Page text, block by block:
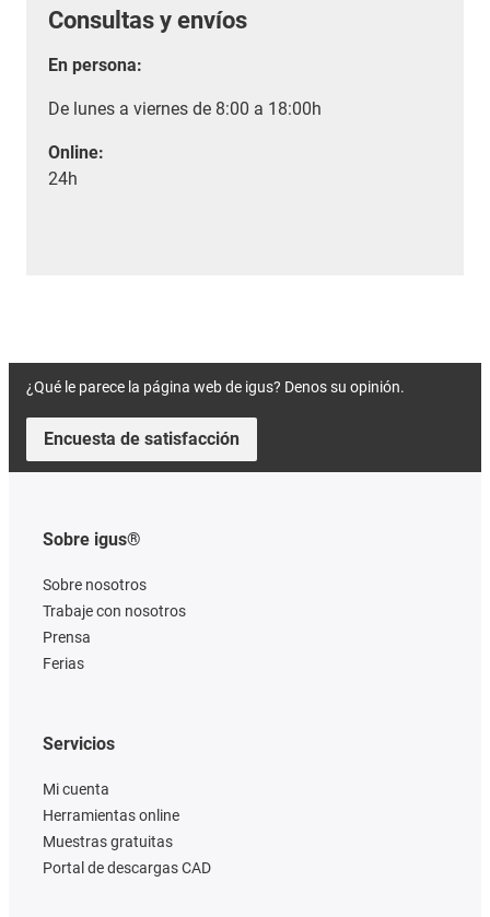
Consultas y envíos
En persona:
De lunes a viernes de 8:00 a 18:00h
Online:
24h
¿Qué le parece la página web de igus? Denos su opinión.
Encuesta de satisfacción
Sobre igus®
Sobre nosotros
Trabaje con nosotros
Prensa
Ferias
Servicios
Mi cuenta
Herramientas online
Muestras gratuitas
Portal de descargas CAD